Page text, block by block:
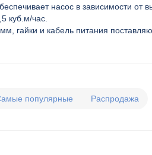
насос в зависимости от
куб.м/час.
гайки и кабель питания
популярные Распродажа